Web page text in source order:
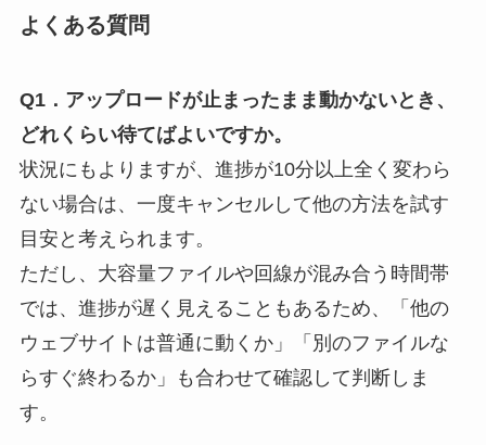
よくある質問
Q1．アップロードが止まったまま動かないとき、
どれくらい待てばよいですか。
状況にもよりますが、進捗が10分以上全く変わら
ない場合は、一度キャンセルして他の方法を試す
目安と考えられます。
ただし、大容量ファイルや回線が混み合う時間帯
では、進捗が遅く見えることもあるため、「他の
ウェブサイトは普通に動くか」「別のファイルな
らすぐ終わるか」も合わせて確認して判断しま
す。